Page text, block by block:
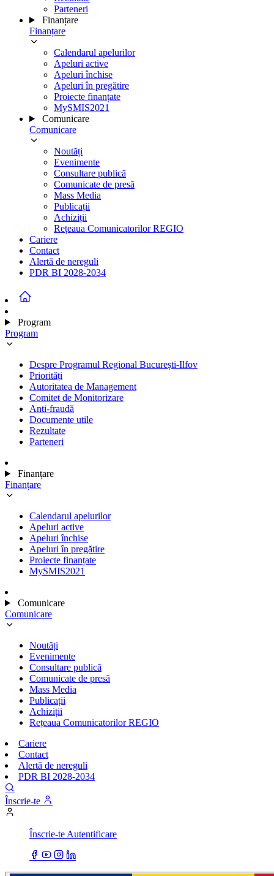
Parteneri
Finanțare
Finanțare
Calendarul apelurilor
Apeluri active
Apeluri închise
Apeluri în pregătire
Proiecte finanțate
MySMIS2021
Comunicare
Comunicare
Noutăți
Evenimente
Consultare publică
Comunicate de presă
Mass Media
Publicații
Achiziții
Rețeaua Comunicatorilor REGIO
Cariere
Contact
Alertă de nereguli
PDR BI 2028-2034
Program
Program
Despre Programul Regional București-Ilfov
Priorități
Autoritatea de Management
Comitet de Monitorizare
Anti-fraudă
Documente utile
Rezultate
Parteneri
Finanțare
Finanțare
Calendarul apelurilor
Apeluri active
Apeluri închise
Apeluri în pregătire
Proiecte finanțate
MySMIS2021
Comunicare
Comunicare
Noutăți
Evenimente
Consultare publică
Comunicate de presă
Mass Media
Publicații
Achiziții
Rețeaua Comunicatorilor REGIO
Cariere
Contact
Alertă de nereguli
PDR BI 2028-2034
Înscrie-te
Înscrie-te Autentificare